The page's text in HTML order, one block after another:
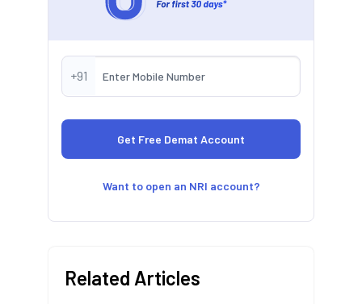
+91
Want to open an NRI account?
Related Articles